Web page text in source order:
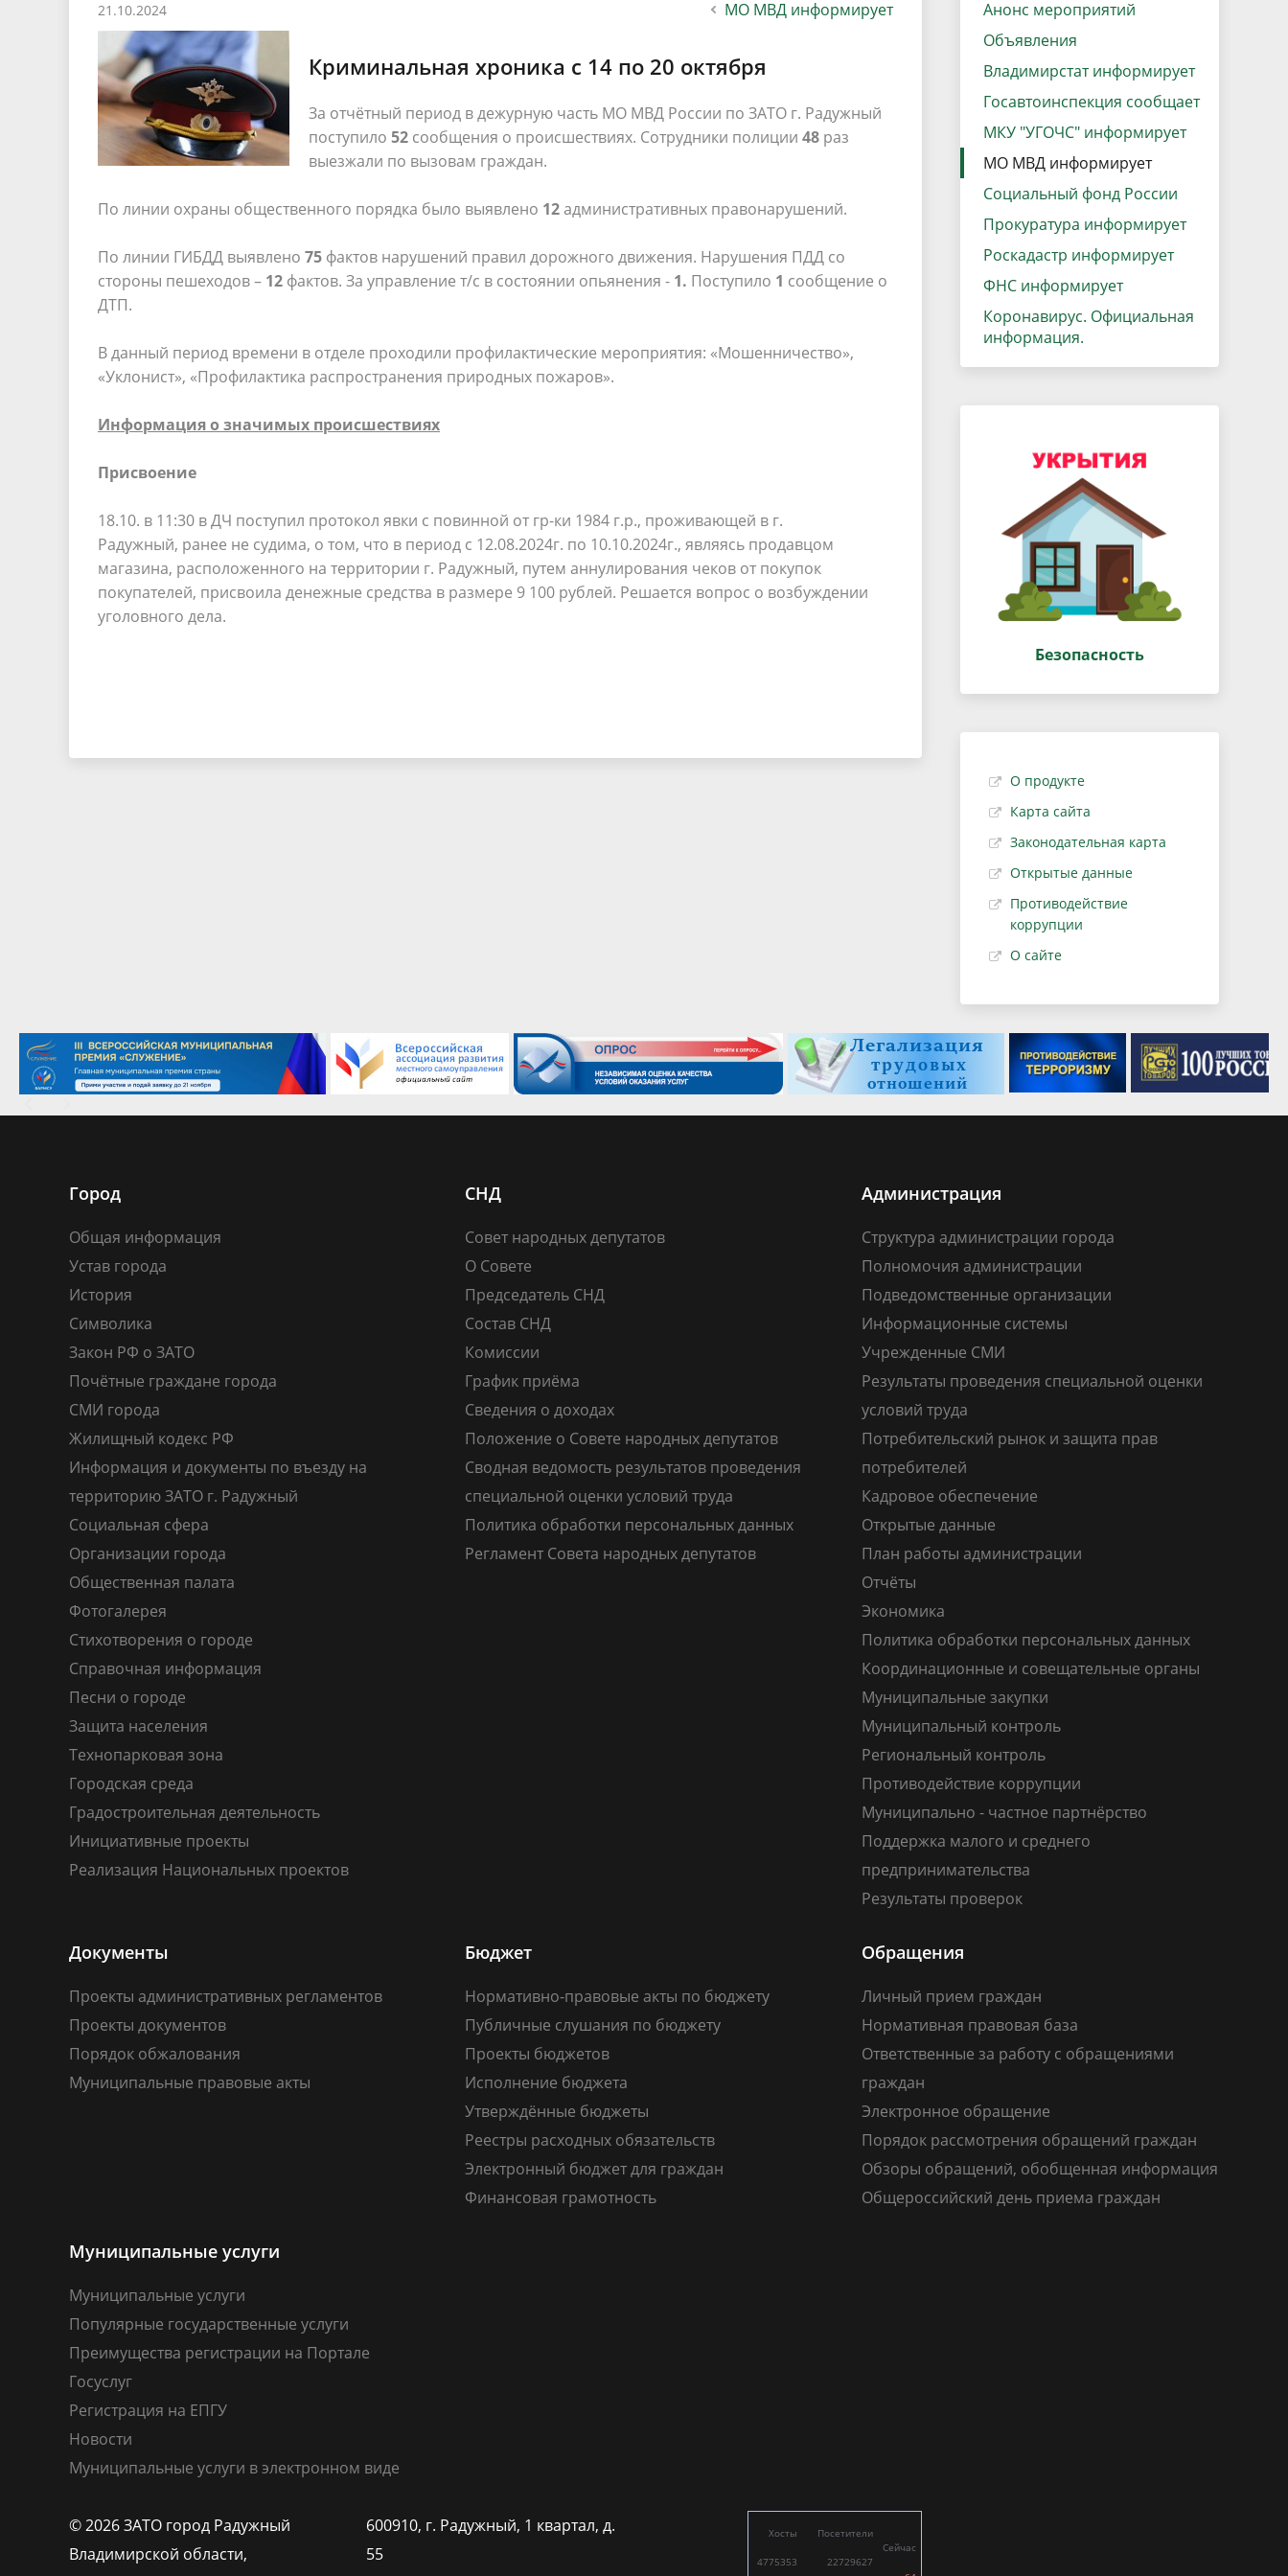
Песни о городе
Технопарковая зона
Городская среда
Градостроительная деятельность
Реализация Национальных проектов
условий труда
Координационные и совещательные
органы
Региональный контроль
Противодействие коррупции
Муниципально - частное
партнёрство
Поддержка малого и среднего
Результаты проверок
21.10.2024 МО МВД информирует
Криминальная хроника с 14 по 20 октября
За отчётный период в дежурную часть МО МВД России по ЗАТО г. Радужный
поступило 52 сообщения о происшествиях. Сотрудники полиции 48 раз
выезжали по вызовам граждан.
По линии охраны общественного порядка было выявлено 12административных правонарушений.
По линии ГИБДД выявлено 75 фактов нарушений правил дорожного движения. Нарушения ПДД со
стороны пешеходов – 12 фактов. За управление т/с в состоянии опьянения - 1. Поступило 1 сообщение о
ДТП.
В данный период времени в отделе проходили профилактические мероприятия: «Мошенничество»,
«Уклонист», «Профилактика распространения природных пожаров».
Информация о значимых происшествиях
Присвоение
18.10. в 11:30 в ДЧ поступил протокол явки с повинной от гр-ки 1984 г.р., проживающей в г.
Радужный, ранее не судима, о том, что в период с 12.08.2024г. по 10.10.2024г., являясь продавцом
магазина, расположенного на территории г. Радужный, путем аннулирования чеков от покупок
покупателей, присвоила денежные средства в размере 9 100 рублей. Решается вопрос о возбуждении
уголовного дела.
Анонс мероприятий
Объявления
Владимирстат информирует
Госавтоинспекция сообщает
МКУ "УГОЧС" информирует
МО МВД информирует
Социальный фонд России
Прокуратура информирует
Роскадастр информирует
ФНС информирует
Коронавирус. Официальная
информация.
Безопасность
О продукте
Карта сайта
Законодательная карта
Открытые данные
Противодействие
коррупции
О сайте
Город
Общая информация
Устав города
История
Символика
Закон РФ о ЗАТО
Почётные граждане города
СМИ города
Жилищный кодекс РФ
Информация и документы по въезду на
территорию ЗАТО г. Радужный
Социальная сфера
Организации города
Общественная палата
Фотогалерея
Стихотворения о городе
Справочная информация
Песни о городе
Защита населения
Технопарковая зона
Городская среда
Градостроительная деятельность
Инициативные проекты
Реализация Национальных проектов
СНД
Совет народных депутатов
О Совете
Председатель СНД
Состав СНД
Комиссии
График приёма
Сведения о доходах
Положение о Совете народных депутатов
Сводная ведомость результатов проведения
специальной оценки условий труда
Политика обработки персональных данных
Регламент Совета народных депутатов
Администрация
Структура администрации города
Полномочия администрации
Подведомственные организации
Информационные системы
Учрежденные СМИ
Результаты проведения специальной оценки
условий труда
Потребительский рынок и защита прав
потребителей
Кадровое обеспечение
Открытые данные
План работы администрации
Отчёты
Экономика
Политика обработки персональных данных
Координационные и совещательные органы
Муниципальные закупки
Муниципальный контроль
Региональный контроль
Противодействие коррупции
Муниципально - частное партнёрство
Поддержка малого и среднего
предпринимательства
Результаты проверок
Документы
Проекты административных регламентов
Проекты документов
Порядок обжалования
Муниципальные правовые акты
Бюджет
Нормативно-правовые акты по бюджету
Публичные слушания по бюджету
Проекты бюджетов
Исполнение бюджета
Утверждённые бюджеты
Реестры расходных обязательств
Электронный бюджет для граждан
Финансовая грамотность
Обращения
Личный прием граждан
Нормативная правовая база
Ответственные за работу с обращениями
граждан
Электронное обращение
Порядок рассмотрения обращений граждан
Обзоры обращений, обобщенная информация
Общероссийский день приема граждан
Муниципальные услуги
Муниципальные услуги
Популярные государственные услуги
Преимущества регистрации на Портале
Госуслуг
Регистрация на ЕПГУ
Новости
Муниципальные услуги в электронном виде
© 2026 ЗАТО город Радужный
Владимирской области,
600910, г. Радужный, 1 квартал, д.
55
Хосты
4775353
Посетители
22729627
Сейчас